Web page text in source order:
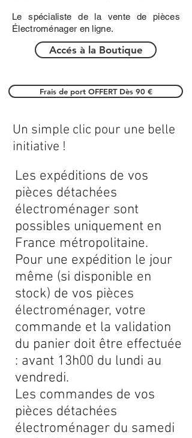
Le spécialiste de la vente de pièces
Électroménager en ligne.
Accés à la Boutique
Frais de port OFFERT Dès 90 €
Les expéditions de vos
pièces détachées
électroménager sont
possibles uniquement en
France métropolitaine.
Pour une expédition le jour
même (si disponible en
stock) de vos pièces
électroménager, votre
commande et la validation
du panier doit être effectuée
: avant 13h00 du lundi au
vendredi.
Les commandes de vos
pièces détachées
électroménager du samedi
Un simple clic pour une belle
initiative !